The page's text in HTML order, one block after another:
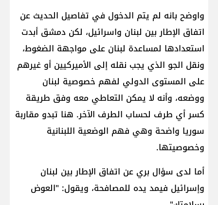
واوضح بانه لم يتم الدخول في تفاصيل الحديث عن ​
اتفاق الإطار​ بين لبنان واسرائيل، لكن دمشق أبدت
استعدادها لمساعدة لبنان على مواجهة الضغوط،
ونقل الجو الذي يجب نقله إلى الأميركيين أو غيرهم
على المستوى الدولي لفهم خصوصية لبنان
ووضعه، وأنه لا يمكن التعاطي معه وفق طريقة
كسر أي طرف لحساب الطرف الآخر. هنا تبدو مقاربة
سوريا واضحة وهي فهم الوضعية اللبنانية
وخصوصيتها.
‏أما ‏لدى سؤال بري عن اتفاق الإطار بين لبنان
وإسرائيل فيمد يده للمصافحة، ويقول: "العوض